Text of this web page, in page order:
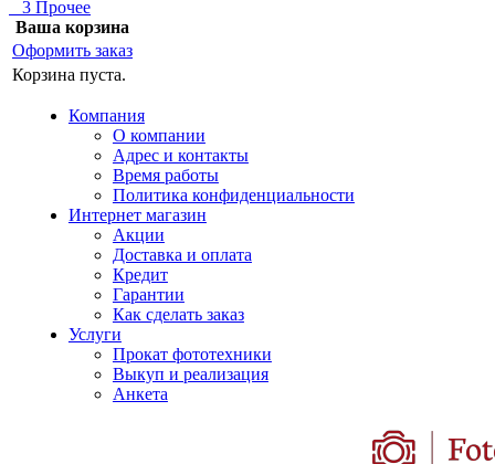
3 Прочее
Ваша корзина
Оформить заказ
Корзина пуста.
Компания
О компании
Адрес и контакты
Время работы
Политика конфиденциальности
Интернет магазин
Акции
Доставка и оплата
Кредит
Гарантии
Как сделать заказ
Услуги
Прокат фототехники
Выкуп и реализация
Анкета